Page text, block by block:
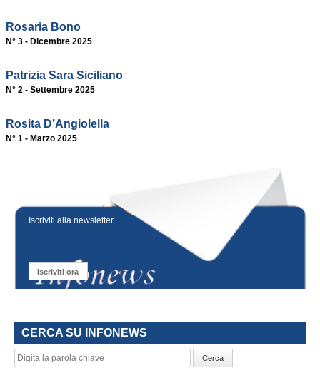
Rosaria Bono
N° 3 - Dicembre 2025
Patrizia Sara Siciliano
N° 2 - Settembre 2025
Rosita D’Angiolella
N° 1 - Marzo 2025
Iscriviti alla newsletter
Iscriviti ora
CERCA SU INFONEWS
Cerca